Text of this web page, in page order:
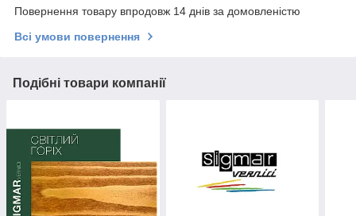
Повернення товару впродовж 14 днів за домовленістю
Всі умови повернення
Подібні товари компанії